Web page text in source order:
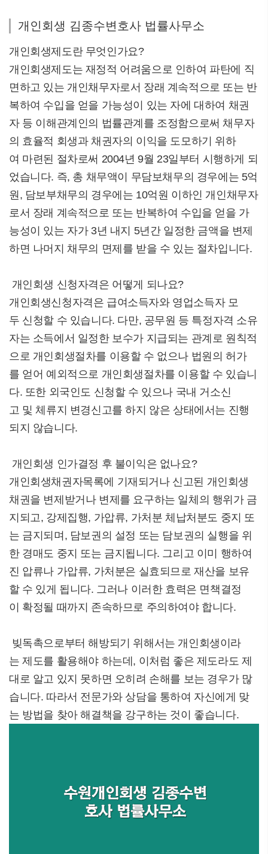
개인회생 김종수변호사 법률사무소
개인회생제도란 무엇인가요?
개인회생제도는 재정적 어려움으로 인하여 파탄에 직
면하고 있는 개인채무자로서 장래 계속적으로 또는 반
복하여 수입을 얻을 가능성이 있는 자에 대하여 채권
자 등 이해관계인의 법률관계를 조정함으로써 채무자
의 효율적 회생과 채권자의 이익을 도모하기 위하
여 마련된 절차로써 2004년 9월 23일부터 시행하게 되
었습니다. 즉, 총 채무액이 무담보채무의 경우에는 5억
원, 담보부채무의 경우에는 10억원 이하인 개인채무자
로서 장래 계속적으로 또는 반복하여 수입을 얻을 가
능성이 있는 자가 3년 내지 5년간 일정한 금액을 변제
하면 나머지 채무의 면제를 받을 수 있는 절차입니다.
개인회생 신청자격은 어떻게 되나요?
개인회생신청자격은 급여소득자와 영업소득자 모
두 신청할 수 있습니다. 다만, 공무원 등 특정자격 소유
자는 소득에서 일정한 보수가 지급되는 관계로 원칙적
으로 개인회생절차를 이용할 수 없으나 법원의 허가
를 얻어 예외적으로 개인회생절차를 이용할 수 있습니
다. 또한 외국인도 신청할 수 있으나 국내 거소신
고 및 체류지 변경신고를 하지 않은 상태에서는 진행
되지 않습니다.
개인회생 인가결정 후 불이익은 없나요?
개인회생채권자목록에 기재되거나 신고된 개인회생
채권을 변제받거나 변제를 요구하는 일체의 행위가 금
지되고, 강제집행, 가압류, 가처분 체납처분도 중지 또
는 금지되며, 담보권의 설정 또는 담보권의 실행을 위
한 경매도 중지 또는 금지됩니다. 그리고 이미 행하여
진 압류나 가압류, 가처분은 실효되므로 재산을 보유
할 수 있게 됩니다. 그러나 이러한 효력은 면책결정
이 확정될 때까지 존속하므로 주의하여야 합니다.
빚독촉으로부터 해방되기 위해서는 개인회생이라
는 제도를 활용해야 하는데, 이처럼 좋은 제도라도 제
대로 알고 있지 못하면 오히려 손해를 보는 경우가 많
습니다. 따라서 전문가와 상담을 통하여 자신에게 맞
는 방법을 찾아 해결책을 강구하는 것이 좋습니다.